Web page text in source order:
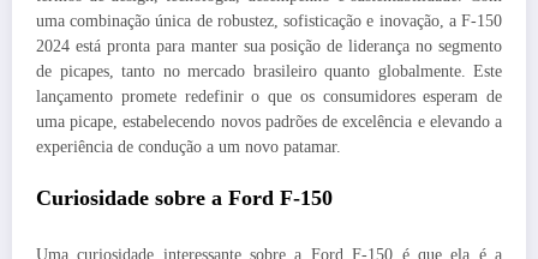
uma combinação única de robustez, sofisticação e inovação, a F-150
2024 está pronta para manter sua posição de liderança no segmento
de picapes, tanto no mercado brasileiro quanto globalmente. Este
lançamento promete redefinir o que os consumidores esperam de
uma picape, estabelecendo novos padrões de excelência e elevando a
experiência de condução a um novo patamar.
Curiosidade sobre a Ford F-150
Uma curiosidade interessante sobre a Ford F-150 é que ela é a